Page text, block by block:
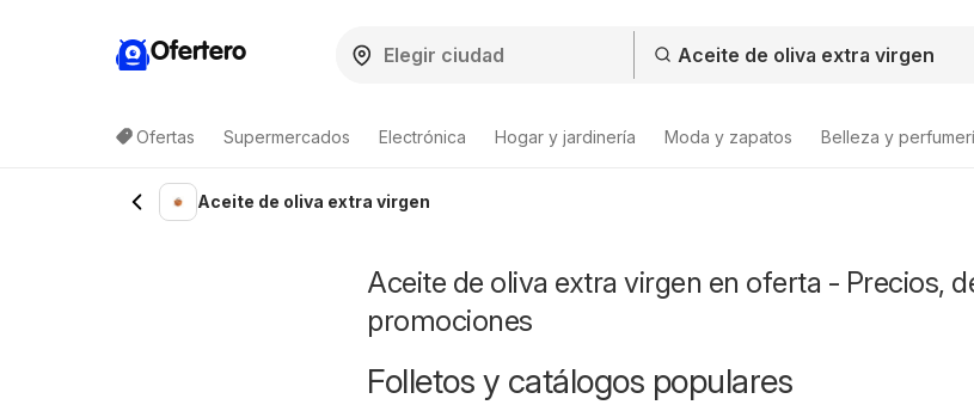
Ofertero
Ofertas Supermercados Electrónica Hogar y jardinería Moda y zapatos Belleza y
Lista de productosAceite de oliva extra virgen
Aceite de oliva extra virgen en oferta - Precios,
promociones
Folletos y catálogos populares